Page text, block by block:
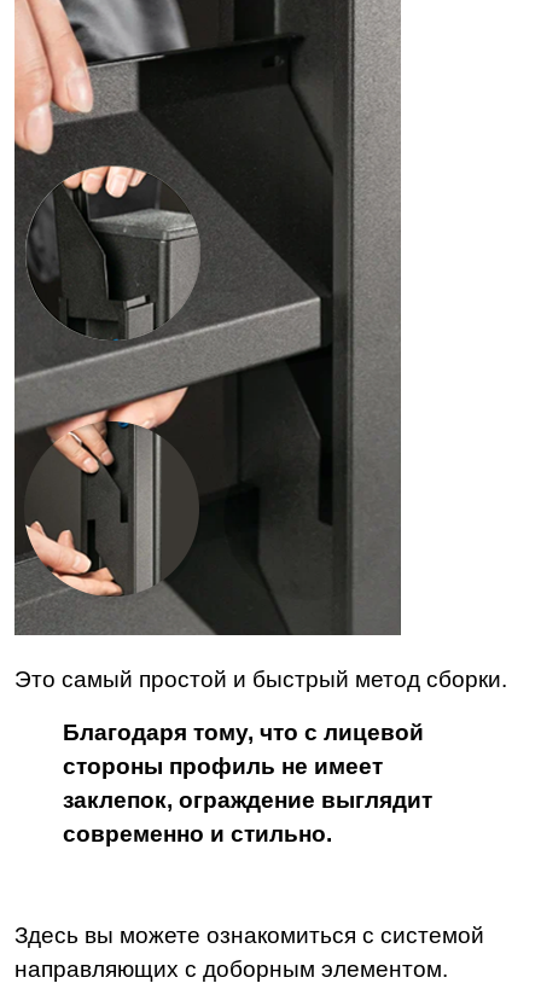
Это самый простой и быстрый метод сборки.
Благодаря тому, что с лицевой
стороны профиль не имеет
заклепок, ограждение выглядит
современно и стильно.
Здесь вы можете ознакомиться с системой
направляющих с доборным элементом.